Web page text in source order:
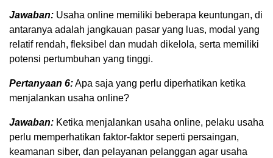
Jawaban: Usaha online memiliki beberapa keuntungan, di
antaranya adalah jangkauan pasar yang luas, modal yang
relatif rendah, fleksibel dan mudah dikelola, serta memiliki
potensi pertumbuhan yang tinggi.
Pertanyaan 6:Apa saja yang perlu diperhatikan ketika
menjalankan usaha online?
Jawaban: Ketika menjalankan usaha online, pelaku usaha
perlu memperhatikan faktor-faktor seperti persaingan,
keamanan siber, dan pelayanan pelanggan agar usaha